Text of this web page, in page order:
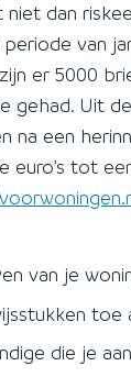
niet dan
periode van
er 5000
gehad. Uit
na een
euro’s tot
van je
toe
die je